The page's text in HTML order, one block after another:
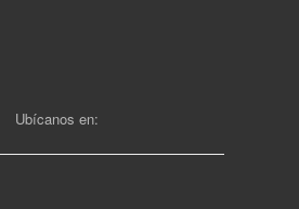
Ubícanos en: